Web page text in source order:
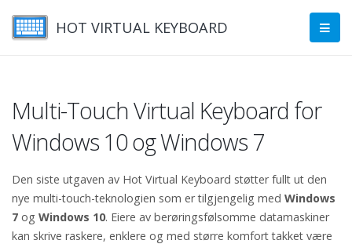
HOT VIRTUAL KEYBOARD
Multi-Touch Virtual Keyboard for
Windows 10 og Windows 7
Den siste utgaven av Hot Virtual Keyboard støtter fullt ut den
nye multi-touch-teknologien som er tilgjengelig med Windows
7 og Windows 10. Eiere av berøringsfølsomme datamaskiner
kan skrive raskere, enklere og med større komfort takket være